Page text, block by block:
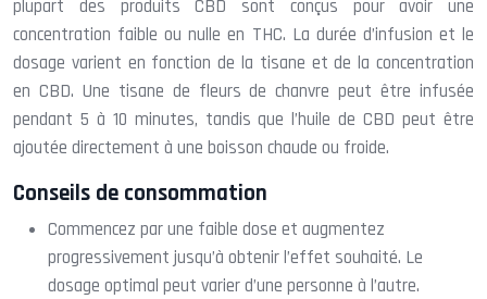
plupart des produits CBD sont conçus pour avoir une
concentration faible ou nulle en THC. La durée d’infusion et le
dosage varient en fonction de la tisane et de la concentration
en CBD. Une tisane de fleurs de chanvre peut être infusée
pendant 5 à 10 minutes, tandis que l’huile de CBD peut être
ajoutée directement à une boisson chaude ou froide.
Conseils de consommation
Commencez par une faible dose et augmentez
progressivement jusqu’à obtenir l’effet souhaité. Le
dosage optimal peut varier d’une personne à l’autre.